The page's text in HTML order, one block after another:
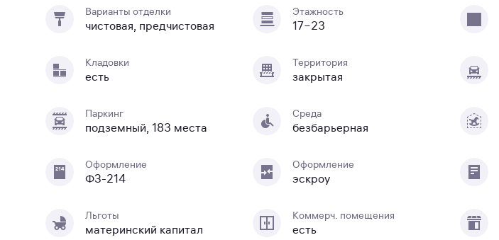
Варианты отделки
чистовая, предчистовая
Этажность
17−23
Кладовки
есть
Территория
закрытая
Паркинг
подземный, 183 места
Среда
безбарьерная
Оформление
ФЗ-214
Оформление
эскроу
Льготы
материнский капитал
Коммерч. помещения
есть